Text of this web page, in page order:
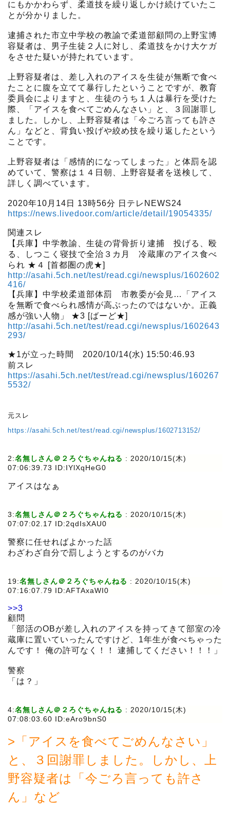
にもかかわらず、柔道技を繰り返しかけ続けていたこ
とが分かりました。
逮捕された市立中学校の教諭で柔道部顧問の上野宝博
容疑者は、男子生徒２人に対し、柔道技をかけ大ケガ
をさせた疑いが持たれています。
上野容疑者は、差し入れのアイスを生徒が無断で食べ
たことに腹を立てて暴行したということですが、教育
委員会によりますと、生徒のうち１人は暴行を受けた
際、「アイスを食べてごめんなさい」と、３回謝罪し
ました。しかし、上野容疑者は「今ごろ言っても許さ
ん」などと、背負い投げや絞め技を繰り返したという
ことです。
上野容疑者は「感情的になってしまった」と体罰を認
めていて、警察は１４日朝、上野容疑者を送検して、
詳しく調べています。
2020年10月14日 13時56分 日テレNEWS24
https://news.livedoor.com/article/detail/19054335/
関連スレ
【兵庫】中学教諭、生徒の背骨折り逮捕 投げる、殴
る、しつこく寝技で全治３カ月 冷蔵庫のアイス食べ
られ ★４ [首都圏の虎★]
http://asahi.5ch.net/test/read.cgi/newsplus/1602602
416/
【兵庫】中学校柔道部体罰 市教委が会見…「アイス
を無断で食べられ感情が高ぶったのではないか。正義
感が強い人物」 ★3 [ばーど★]
http://asahi.5ch.net/test/read.cgi/newsplus/1602643
293/
★1が立った時間 2020/10/14(水) 15:50:46.93
前スレ
https://asahi.5ch.net/test/read.cgi/newsplus/160267
5532/
元スレ
https://asahi.5ch.net/test/read.cgi/newsplus/1602713152/
2:名無しさん＠２ろぐちゃんねる : 2020/10/15(木)
07:06:39.73 ID:IYlXqHeG0
アイスはなぁ
3:名無しさん＠２ろぐちゃんねる : 2020/10/15(木)
07:07:02.17 ID:2qdIsXAU0
警察に任せればよかった話
わざわざ自分で罰しようとするのがバカ
19:名無しさん＠２ろぐちゃんねる : 2020/10/15(木)
07:16:07.79 ID:AFTAxaWI0
>>3
顧問
「部活のOBが差し入れのアイスを持ってきて部室の冷
蔵庫に置いていったんですけど、1年生が食べちゃった
んです！ 俺の許可なく！！ 逮捕してください！！！」
警察
「は？」
4:名無しさん＠２ろぐちゃんねる : 2020/10/15(木)
07:08:03.60 ID:eAro9bnS0
>「アイスを食べてごめんなさい」
と、３回謝罪しました。しかし、上
野容疑者は「今ごろ言っても許さ
ん」など